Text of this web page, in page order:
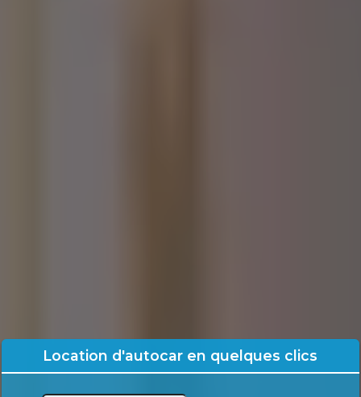
Location d'autocar en quelques clics